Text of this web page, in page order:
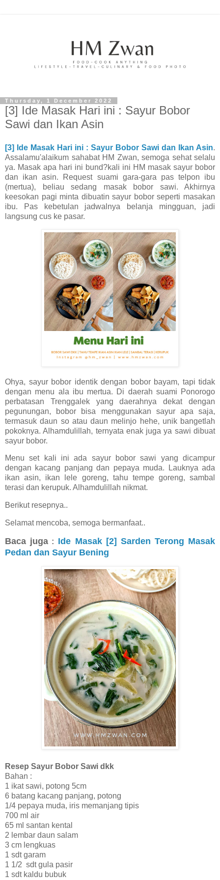
Thursday, 1 December 2022
[3] Ide Masak Hari ini : Sayur Bobor
Sawi dan Ikan Asin
[3] Ide Masak Hari ini : Sayur Bobor Sawi dan Ikan Asin.
Assalamu'alaikum sahabat HM Zwan, semoga sehat selalu
ya. Masak apa hari ini bund?kali ini HM masak sayur bobor
dan ikan asin. Request suami gara-gara pas telpon ibu
(mertua), beliau sedang masak bobor sawi. Akhirnya
keesokan pagi minta dibuatin sayur bobor seperti masakan
ibu. Pas kebetulan jadwalnya belanja mingguan, jadi
langsung cus ke pasar.
Ohya, sayur bobor identik dengan bobor bayam, tapi tidak
dengan menu ala ibu mertua. Di daerah suami Ponorogo
perbatasan Trenggalek yang daerahnya dekat dengan
pegunungan, bobor bisa menggunakan sayur apa saja,
termasuk daun so atau daun melinjo hehe, unik bangetlah
pokoknya. Alhamdulillah, ternyata enak juga ya sawi dibuat
sayur bobor.
Menu set kali ini ada sayur bobor sawi yang dicampur
dengan kacang panjang dan pepaya muda. Lauknya ada
ikan asin, ikan lele goreng, tahu tempe goreng, sambal
terasi dan kerupuk. Alhamdulillah nikmat.
Berikut resepnya..
Selamat mencoba, semoga bermanfaat..
Baca juga : Ide Masak [2] Sarden Terong Masak
Pedan dan Sayur Bening
Resep Sayur Bobor Sawi dkk
Bahan :
1 ikat sawi, potong 5cm
6 batang kacang panjang, potong
1/4 pepaya muda, iris memanjang tipis
700 ml air
65 ml santan kental
2 lembar daun salam
3 cm lengkuas
1 sdt garam
1 1/2 sdt gula pasir
1 sdt kaldu bubuk